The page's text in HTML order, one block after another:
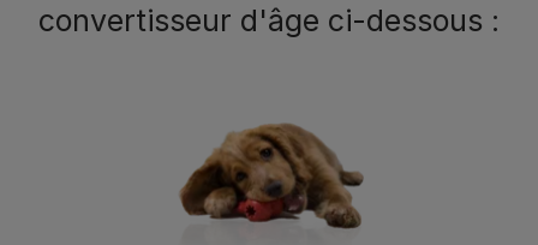
convertisseur d'âge ci-dessous :